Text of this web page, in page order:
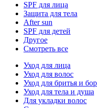
SPF для лица
Защита для тела
After sun
SPF для детей
Другое
Смотреть все
Уход для лица
Уход для волос
Уход для бритья и
Уход для тела и душа
Для укладки волос